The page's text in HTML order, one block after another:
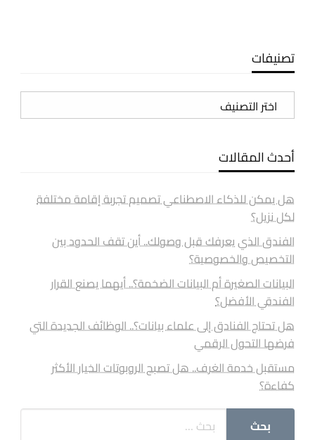
تصنيفات
تصنيفات
أحدث المقالات
هل يمكن للذكاء الاصطناعي تصميم تجربة إقامة مختلفة
لكل نزيل؟
الفندق الذي يعرفك قبل وصولك.. أين تقف الحدود بين
التخصيص والخصوصية؟
البيانات الصغيرة أم البيانات الضخمة؟.. أيهما يصنع القرار
الفندقي الأفضل؟
هل تحتاج الفنادق إلى علماء بيانات؟.. الوظائف الجديدة التي
فرضها التحول الرقمي
مستقبل خدمة الغرف.. هل تصبح الروبوتات الخيار الأكثر
كفاءة؟